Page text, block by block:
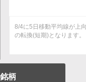
8/4に5日移動平均線が上
の転換(短期)となります。
柄